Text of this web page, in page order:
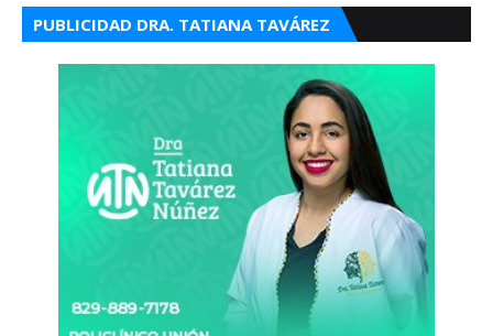
PUBLICIDAD DRA. TATIANA TAVÁREZ